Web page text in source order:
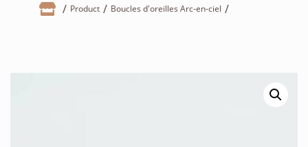
 Product Boucles d'oreilles Arc-en-ciel